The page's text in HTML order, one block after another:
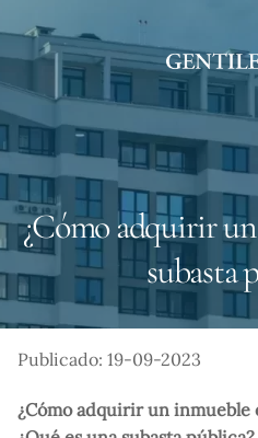
to
¿Cómo adquirir
subasta
Publicado: 19-09-2023
¿Cómo adquirir un inmueble